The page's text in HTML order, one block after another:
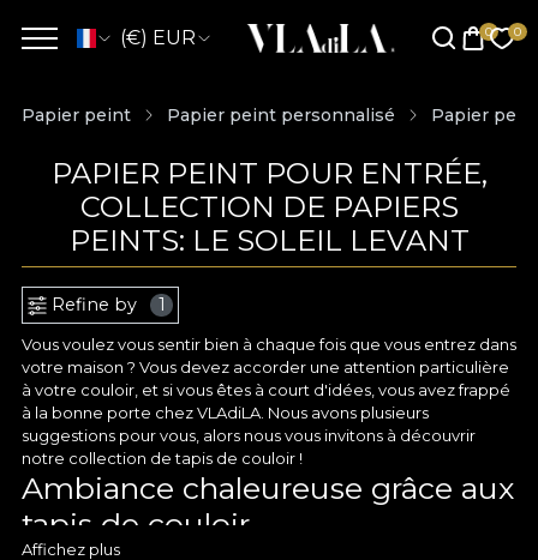
(€) EUR
Papier peint Papier peint personnalisé Papier
PAPIER PEINT POUR ENTRÉE,
COLLECTION DE PAPIERS
PEINTS: LE SOLEIL LEVANT
Refine by 1
Vous voulez vous sentir bien à chaque fois que vous entrez dans
votre maison ? Vous devez accorder une attention particulière
à votre couloir, et si vous êtes à court d'idées, vous avez frappé
à la bonne porte chez VLAdiLA. Nous avons plusieurs
suggestions pour vous, alors nous vous invitons à découvrir
notre collection de tapis de couloir !
Ambiance chaleureuse grâce aux
tapis de couloir
Affichez plus